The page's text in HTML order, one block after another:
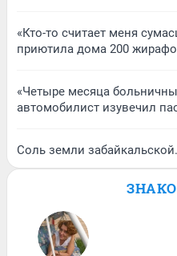
«Кто-то считает меня
приютила дома 200
«Четыре месяца
автомобилист изувечил
Соль земли